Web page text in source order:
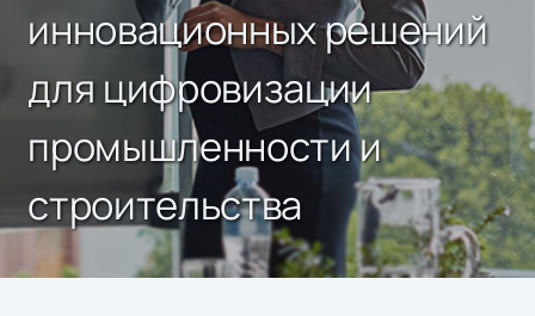
инновационных решений
для цифровизации
промышленности и
строительства